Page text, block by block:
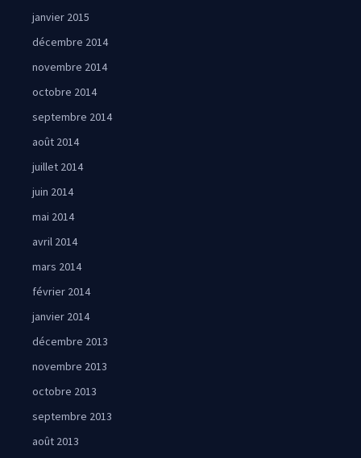
janvier 2015
décembre 2014
novembre 2014
octobre 2014
septembre 2014
août 2014
juillet 2014
juin 2014
mai 2014
avril 2014
mars 2014
février 2014
janvier 2014
décembre 2013
novembre 2013
octobre 2013
septembre 2013
août 2013